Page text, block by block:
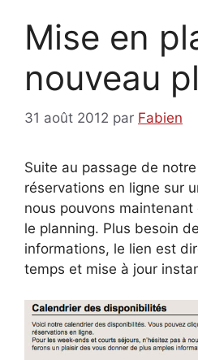
Mise en
nouveau
31 août 2012 par Fabien
Suite au passage de
réservations en ligne sur
nous pouvons
le planning. Plus besoin
informations, le lien est
temps et mise à jour